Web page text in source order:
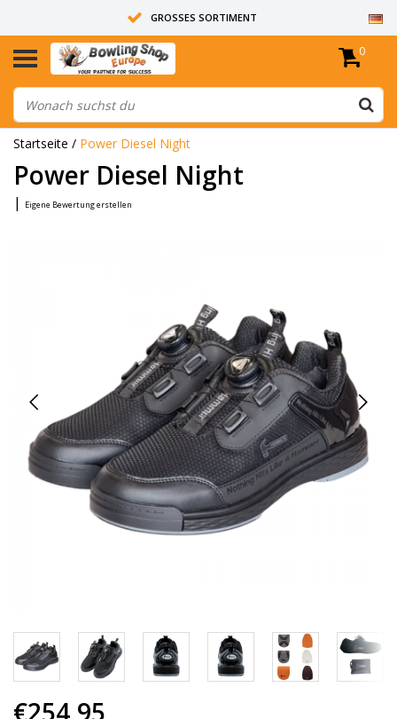
GROSSES SORTIMENT
14 TAGE RÜCKGABERECHT
ALLE BOWLINGKUGELN SIND UNGEBOHRT
0
Startseite / Power Diesel Night
Power Diesel Night
| Eigene Bewertung erstellen
€254,95